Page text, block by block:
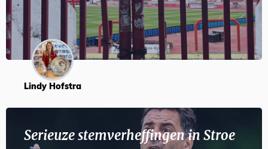
Lindy Hofstra
Serieuze stemverheffingen in Stroe